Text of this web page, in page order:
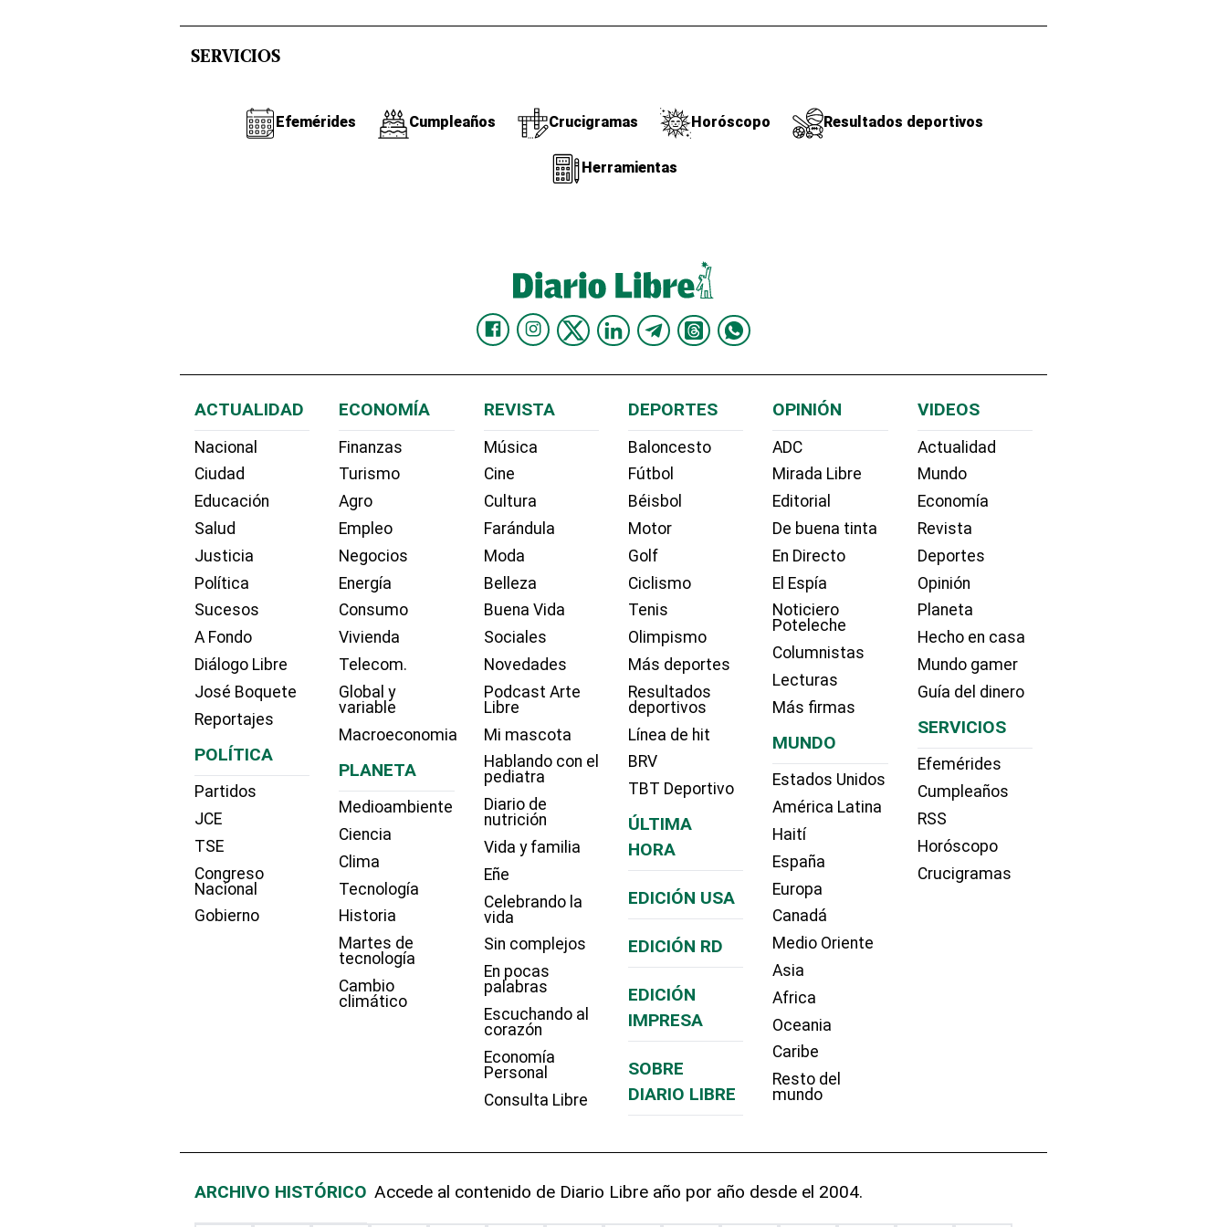
SERVICIOS
Efemérides Cumpleaños Crucigramas Horóscopo Resultados deportivos
Herramientas
ACTUALIDAD
Nacional
Ciudad
Educación
Salud
Justicia
Política
Sucesos
A Fondo
Diálogo Libre
José Boquete
Reportajes
POLÍTICA
Partidos
JCE
TSE
Congreso
Nacional
Gobierno
ECONOMÍA
Finanzas
Turismo
Agro
Empleo
Negocios
Energía
Consumo
Vivienda
Telecom.
Global y
variable
Macroeconomia
PLANETA
Medioambiente
Ciencia
Clima
Tecnología
Historia
Martes de
tecnología
Cambio
climático
REVISTA
Música
Cine
Cultura
Farándula
Moda
Belleza
Buena Vida
Sociales
Novedades
Podcast Arte
Libre
Mi mascota
Hablando con el
pediatra
Diario de
nutrición
Vida y familia
Eñe
Celebrando la
vida
Sin complejos
En pocas
palabras
Escuchando al
corazón
Economía
Personal
Consulta Libre
DEPORTES
Baloncesto
Fútbol
Béisbol
Motor
Golf
Ciclismo
Tenis
Olimpismo
Más deportes
Resultados
deportivos
Línea de hit
BRV
TBT Deportivo
ÚLTIMA
HORA
EDICIÓN USA
EDICIÓN RD
EDICIÓN
IMPRESA
SOBRE
DIARIO LIBRE
OPINIÓN
ADC
Mirada Libre
Editorial
De buena tinta
En Directo
El Espía
Noticiero
Poteleche
Columnistas
Lecturas
Más firmas
MUNDO
Estados Unidos
América Latina
Haití
España
Europa
Canadá
Medio Oriente
Asia
Africa
Oceania
Caribe
Resto del
mundo
VIDEOS
Actualidad
Mundo
Economía
Revista
Deportes
Opinión
Planeta
Hecho en casa
Mundo gamer
Guía del dinero
SERVICIOS
Efemérides
Cumpleaños
RSS
Horóscopo
Crucigramas
ARCHIVO HISTÓRICO Accede al contenido de Diario Libre año por año desde el 2004.